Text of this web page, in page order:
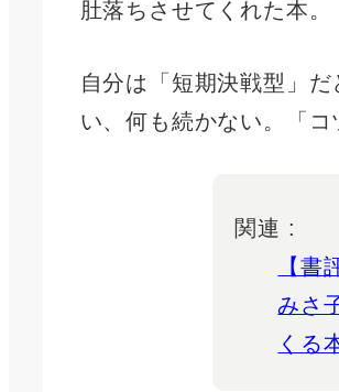
肚落ちさせてくれた本。
自分は「短期決戦型」
い、何も続かない。「コ
関連 :
【
みさ
くる